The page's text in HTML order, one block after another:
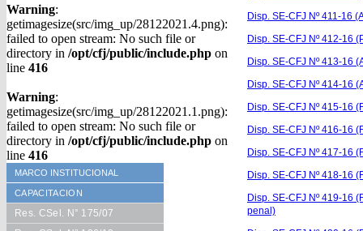
Warning:
getimagesize(src/img_up/28122021.4.png):
failed to open stream: No such file or
directory in /opt/cfj/public/include.php on
line 416
Warning:
getimagesize(src/img_up/28122021.1.png):
failed to open stream: No such file or
directory in /opt/cfj/public/include.php on
line 416
MARCO INSTITUCIONAL
CAPACITACION
Res. CSel. N° 175/07
Disp. SE-CFJ Nº 411-16
Disp. SE-CFJ Nº 412-16
Disp. SE-CFJ Nº 413-16
Disp. SE-CFJ Nº 414-16
Disp. SE-CFJ Nº 415-16
Disp. SE-CFJ Nº 416-16
Disp. SE-CFJ Nº 417-16
Disp. SE-CFJ Nº 418-16
Disp. SE-CFJ Nº 419-16
penal)